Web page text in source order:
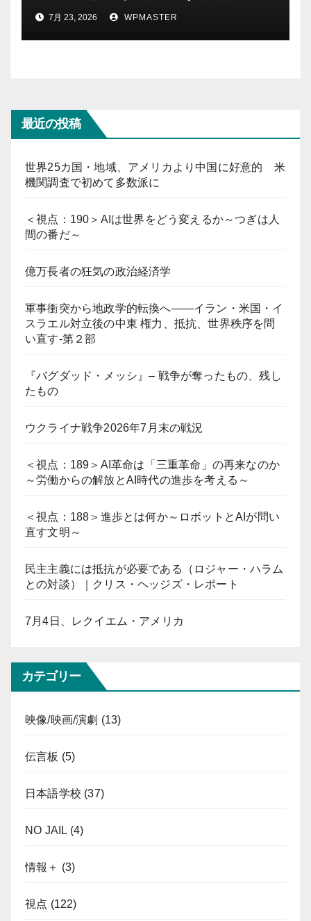
7月 23, 2026 WPMASTER
最近の投稿
世界25カ国・地域、アメリカより中国に好意的 米
機関調査で初めて多数派に
＜視点：190＞AIは世界をどう変えるか～つぎは人
間の番だ～
億万長者の狂気の政治経済学
軍事衝突から地政学的転換へ――イラン・米国・イ
スラエル対立後の中東 権力、抵抗、世界秩序を問
い直す-第２部
『バグダッド・メッシ』– 戦争が奪ったもの、残し
たもの
ウクライナ戦争2026年7月末の戦況
＜視点：189＞AI革命は「三重革命」の再来なのか
～労働からの解放とAI時代の進歩を考える～
＜視点：188＞進歩とは何か～ロボットとAIが問い
直す文明～
民主主義には抵抗が必要である（ロジャー・ハラム
との対談）｜クリス・ヘッジズ・レポート
7月4日、レクイエム・アメリカ
カテゴリー
映像/映画/演劇 (13)
伝言板 (5)
日本語学校 (37)
NO JAIL (4)
情報＋ (3)
視点 (122)